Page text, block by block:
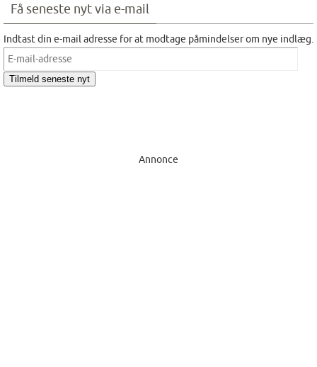
Få seneste nyt via e-mail
Indtast din e-mail adresse for at modtage påmindelser om nye indlæg.
E-
mail-
adresse
Tilmeld seneste nyt
Annonce